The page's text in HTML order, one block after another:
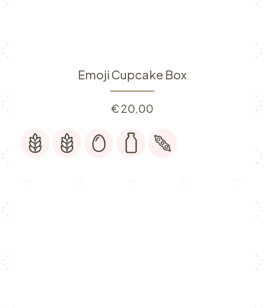
Emoji Cupcake Box
€20,00